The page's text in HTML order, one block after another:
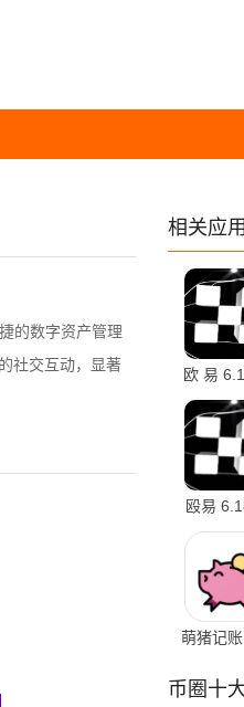
的数字资产管理
社交互动，显著
相关应用
欧 易
安卓
殴易
最新
萌猪记
币圈十